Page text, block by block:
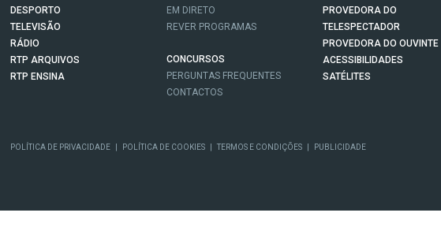
DESPORTO
TELEVISÃO
RÁDIO
RTP ARQUIVOS
RTP ENSINA
EM DIRETO
REVER PROGRAMAS
CONCURSOS
PERGUNTAS FREQUENTES
CONTACTOS
PROVEDORA DO
TELESPECTADOR
PROVEDORA DO OUVINTE
ACESSIBILIDADES
SATÉLITES
POLÍTICA DE PRIVACIDADE POLÍTICA DE COOKIES TERMOS E CONDIÇÕES PUBLICIDADE